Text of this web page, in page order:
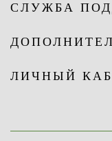
СЛУЖБА
ЛИЧНЫЙ